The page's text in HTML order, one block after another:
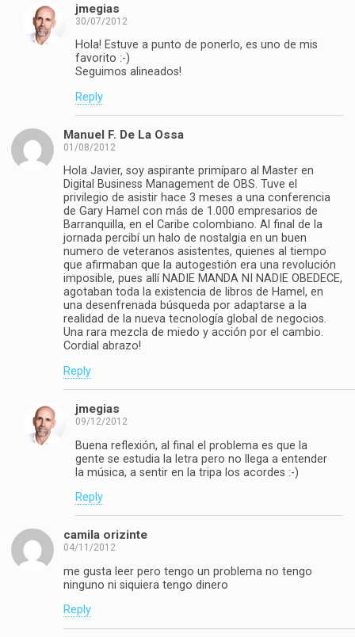
jmegias
30/07/2012
Hola! Estuve a punto de ponerlo, es uno de mis
favorito :-)
Seguimos alineados!
Reply
Manuel F. De La Ossa
01/08/2012
Hola Javier, soy aspirante primíparo al Master en
Digital Business Management de OBS. Tuve el
privilegio de asistir hace 3 meses a una conferencia
de Gary Hamel con más de 1.000 empresarios de
Barranquilla, en el Caribe colombiano. Al final de la
jornada percibí un halo de nostalgia en un buen
numero de veteranos asistentes, quienes al tiempo
que afirmaban que la autogestión era una revolución
imposible, pues allí NADIE MANDA NI NADIE OBEDECE,
agotaban toda la existencia de libros de Hamel, en
una desenfrenada búsqueda por adaptarse a la
realidad de la nueva tecnología global de negocios.
Una rara mezcla de miedo y acción por el cambio.
Cordial abrazo!
Reply
jmegias
09/12/2012
Buena reflexión, al final el problema es que la
gente se estudia la letra pero no llega a entender
la música, a sentir en la tripa los acordes :-)
Reply
camila orizinte
04/11/2012
me gusta leer pero tengo un problema no tengo
ninguno ni siquiera tengo dinero
Reply